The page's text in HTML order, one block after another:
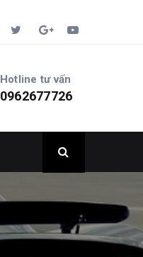
Hotline tư vấn
0962677726